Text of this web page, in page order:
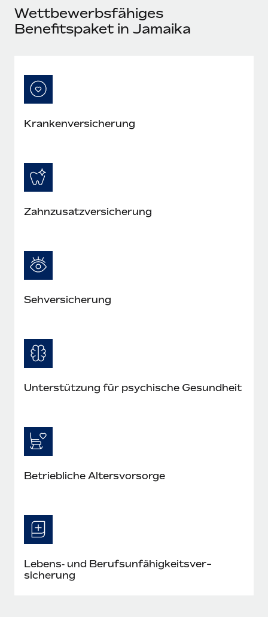
Mehr erfahren
Wettbewerbsfähiges
Benefitspaket in Jamaika
Kranken­versicherung
Zahn­zusatz­versicherung
Seh­versicherung
Unterstützung für psychische Gesundheit
Betriebliche Altersvorsorge
Lebens‑ und Berufs­unfähig­keits­ver­
sicherung